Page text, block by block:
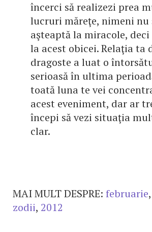
încerci să realizezi prea
lucruri măreţe, nimeni nu
aşteaptă la miracole,
la acest obicei. Relaţia ta
dragoste a luat o
serioasă în ultima
toată luna te vei
acest eveniment, dar ar
începi să vezi situaţia
clar.
MAI MULT DESPRE: februarie,
zodii, 2012